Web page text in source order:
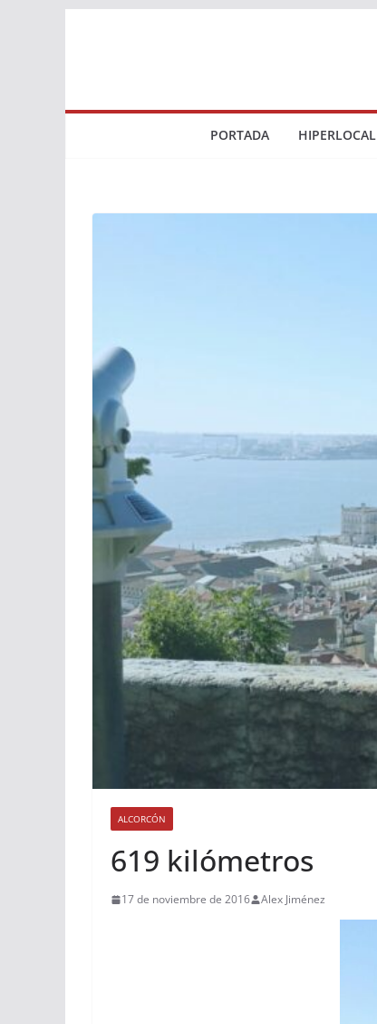
PORTADA HIPERLOCAL
ALCORCÓN
619 kilómetros
17 de noviembre de 2016 Alex Jiménez